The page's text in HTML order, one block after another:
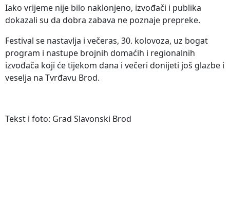
Iako vrijeme nije bilo naklonjeno, izvođači i publika
dokazali su da dobra zabava ne poznaje prepreke.
Festival se nastavlja i večeras, 30. kolovoza, uz bogat
program i nastupe brojnih domaćih i regionalnih
izvođača koji će tijekom dana i večeri donijeti još glazbe i
veselja na Tvrđavu Brod.
Tekst i foto: Grad Slavonski Brod